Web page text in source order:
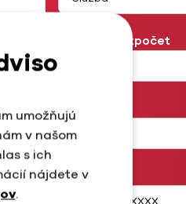
viac
Mesačný rozpočet
Meno
Telefón
umožňujú
v našom
s ich
nájdete v
.